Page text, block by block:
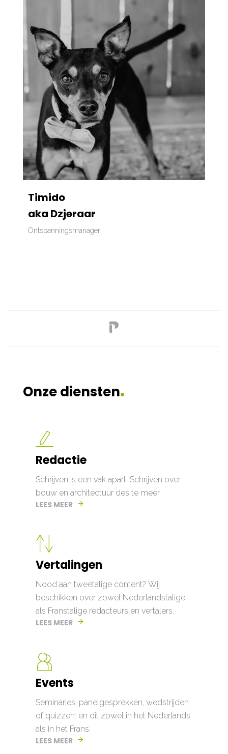
Timido
aka Dzjeraar
Ontspanningsmanager
Onze diensten.
Redactie
Schrijven is een vak apart. Schrijven over
bouw en architectuur des te meer.
LEES MEER
Vertalingen
Nood aan tweetalige content? Wij
beschikken over zowel Nederlandstalige
als Franstalige redacteurs en vertalers.
LEES MEER
Events
Seminaries, panelgesprekken, wedstrijden
of quizzen: en dit zowel in het Nederlands
als in het Frans.
LEES MEER